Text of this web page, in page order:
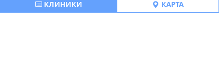
КЛИНИКИ КАРТА
Отзывы о клиниках